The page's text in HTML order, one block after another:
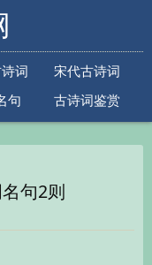
词
宋代古诗词
句
古诗词鉴赏
句2则